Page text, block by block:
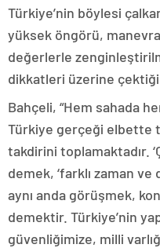
Türkiye’nin böylesi
yüksek öngörü,
değerlerle
dikkatleri üzerine
Bahçeli, “Hem sahada
Türkiye gerçeği elbette
takdirini toplamaktadır.
demek, ‘farklı zaman
aynı anda görüşmek,
demektir. Türkiye’nin
güvenliğimize, milli